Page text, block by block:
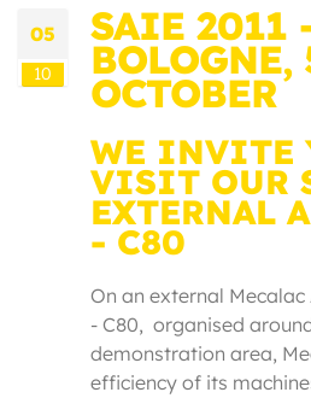
05
10
SAIE 2011
BOLOGNE,
OCTOBER
WE INVITE
VISIT OUR
EXTERNAL
- C80
On an external Mecalac
- C80, organised
demonstration area,
efficiency of its